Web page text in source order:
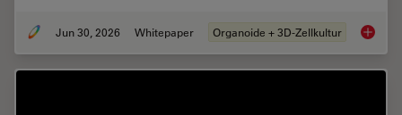
Jun 30, 2026 Whitepaper Organoide + 3D-Zellkultur